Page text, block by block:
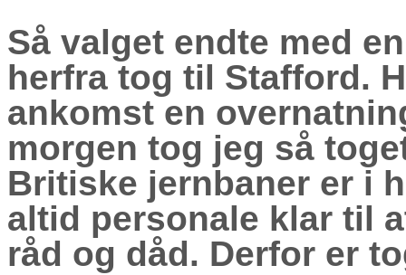
Så valget endte med
herfra tog til Stafford.
ankomst en
morgen tog jeg så
Britiske jernbaner er i
altid personale klar til
råd og dåd. Derfor er